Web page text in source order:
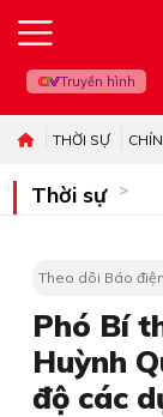
Truyền hình
THỜI SỰ
Thời sự
Theo dõi Báo
Phó Bí
Huỳnh
độ các